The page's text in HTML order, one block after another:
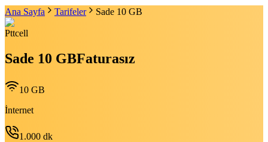
Ana Sayfa Tarifeler Sade 10 GB
Pttcell
Sade 10 GBFaturasız
10 GB
İnternet
1.000 dk